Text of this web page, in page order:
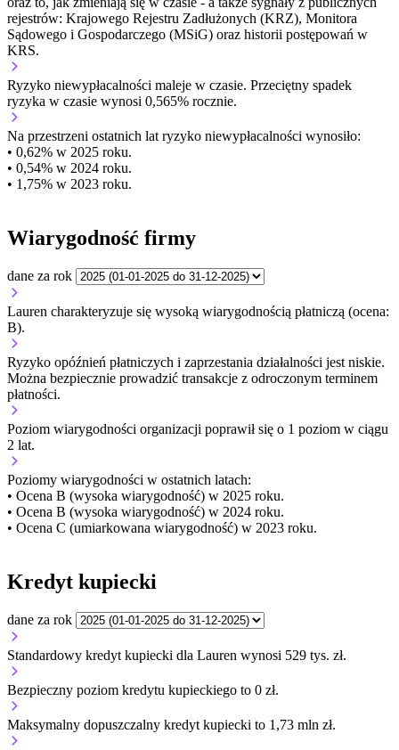
rejestrów: Krajowego Rejestru Zadłużonych (KRZ), Monitora
Sądowego i Gospodarczego (MSiG) oraz historii postępowań w
KRS.
Ryzyko niewypłacalności maleje w czasie. Przeciętny spadek
ryzyka w czasie wynosi 0,565% rocznie.
Na przestrzeni ostatnich lat ryzyko niewypłacalności wynosiło:
• 0,62% w 2025 roku.
• 0,54% w 2024 roku.
• 1,75% w 2023 roku.
Wiarygodność firmy
dane za rok
Lauren charakteryzuje się wysoką wiarygodnością płatniczą (ocena:
B).
Ryzyko opóźnień płatniczych i zaprzestania działalności jest niskie.
Można bezpiecznie prowadzić transakcje z odroczonym terminem
płatności.
Poziom wiarygodności organizacji poprawił się o 1 poziom w ciągu
2 lat.
Poziomy wiarygodności w ostatnich latach:
• Ocena B (wysoka wiarygodność) w 2025 roku.
• Ocena B (wysoka wiarygodność) w 2024 roku.
• Ocena C (umiarkowana wiarygodność) w 2023 roku.
Kredyt kupiecki
dane za rok
Standardowy kredyt kupiecki dla Lauren wynosi 529 tys. zł.
Bezpieczny poziom kredytu kupieckiego to 0 zł.
Maksymalny dopuszczalny kredyt kupiecki to 1,73 mln zł.